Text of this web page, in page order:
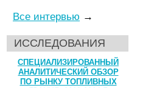
Все интервью →
ИССЛЕДОВАНИЯ
СПЕЦИАЛИЗИРОВАННЫЙ
АНАЛИТИЧЕСКИЙ ОБЗОР
ПО РЫНКУ ТОПЛИВНЫХ